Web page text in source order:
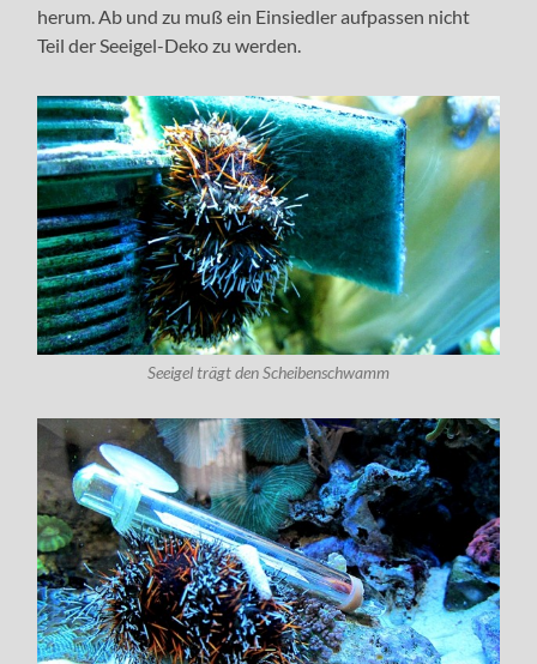
herum. Ab und zu muß ein Einsiedler aufpassen nicht
Teil der Seeigel-Deko zu werden.
Seeigel trägt den Scheibenschwamm